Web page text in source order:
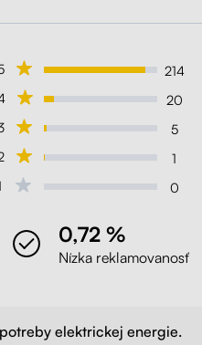
214
20
5
1
0
0,72 %
Nízka reklamovanosť
elektrickej energie.